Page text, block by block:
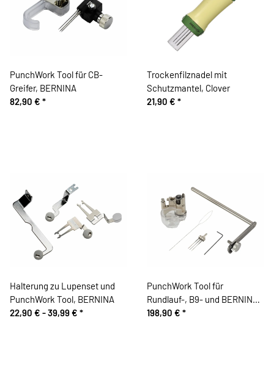
PunchWork Tool für CB-
Greifer, BERNINA
82,90 € *
Trockenfilznadel mit
Schutzmantel, Clover
21,90 € *
Halterung zu Lupenset und
PunchWork Tool, BERNINA
22,90 € -39,99 € *
PunchWork Tool für
Rundlauf-, B9- und BERNINA-
Greifer
198,90 € *